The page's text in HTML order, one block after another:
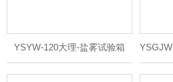
YSYW-120大理-盐雾试验箱